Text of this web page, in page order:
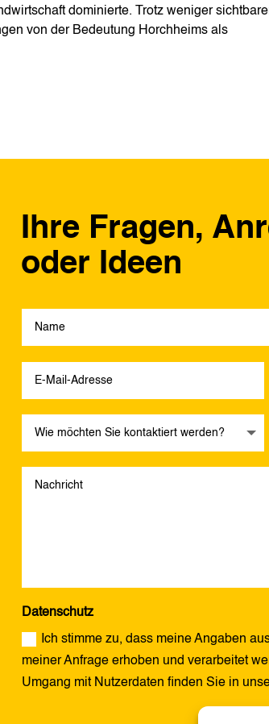
dominierte. Trotz weniger
von der Bedeutung Horchheims als
Ihre Fragen,
oder Ideen
Datenschutz
Ich stimme zu, dass meine Angaben
meiner Anfrage erhoben und verarbeitet
Umgang mit Nutzerdaten finden Sie in